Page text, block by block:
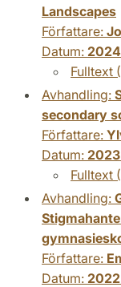
Landscapes
Författare:
Datum:
Fulltext
Avhandling:
secondary
Författare:
Datum:
Fulltext
Avhandling:
Författare:
Datum: